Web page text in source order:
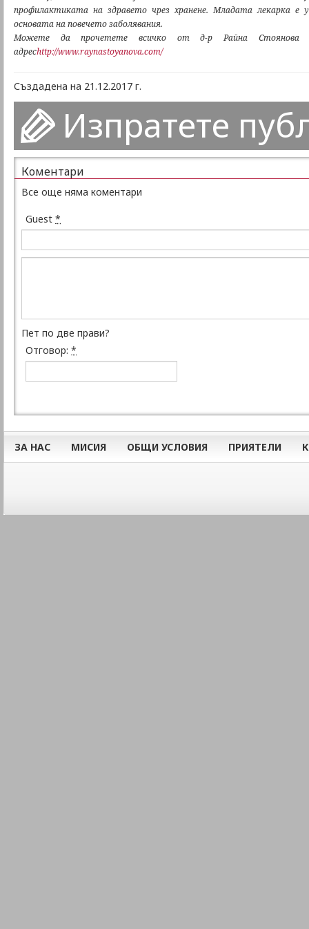
профилактиката на здравето чрез хранене. Младата лекарка е
основата на повечето заболявания.
Можете да прочетете всичко от д-р Райна Стоянова
адресhttp://www.raynastoyanova.com/
Създадена на 21.12.2017 г.
Изпратете
Коментари
Все още няма коментари
Guest *
Пет по две прави?
Отговор: *
ЗА НАС МИСИЯ ОБЩИ УСЛОВИЯ ПРИЯТЕЛИ